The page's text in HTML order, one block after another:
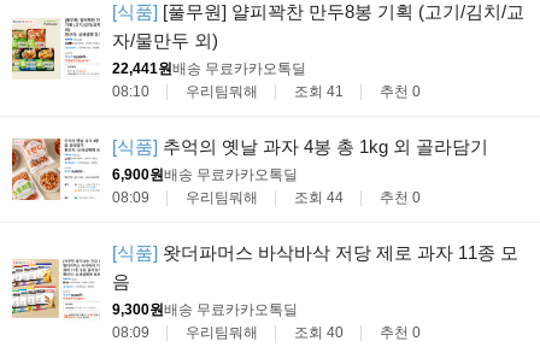
[식품] [풀무원] 얄피꽉찬 만두8봉 기획 (고기/김치/교
자/물만두 외)
22,441원배송 무료카카오톡딜
08:10
우리팀뭐해 조회 41 추천 0
[식품] 추억의 옛날 과자 4봉 총 1kg 외 골라담기
6,900원배송 무료카카오톡딜
08:09
우리팀뭐해 조회 44 추천 0
[식품] 왓더파머스 바삭바삭 저당 제로 과자 11종 모
음
9,300원배송 무료카카오톡딜
08:09
우리팀뭐해 조회 40 추천 0